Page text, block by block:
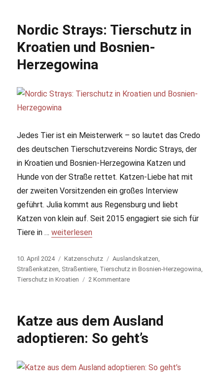
Ein
auf
Nordic Strays: Tierschutz in
Kroatien und Bosnien-
Herzegowina
Jedes Tier ist ein Meisterwerk – so lautet das Credo
des deutschen Tierschutzvereins Nordic Strays, der
in Kroatien und Bosnien-Herzegowina Katzen und
Hunde von der Straße rettet. Katzen-Liebe hat mit
der zweiten Vorsitzenden ein großes Interview
geführt. Julia kommt aus Regensburg und liebt
Katzen von klein auf. Seit 2015 engagiert sie sich für
Tiere in …„Nordic Strays: Tierschutz in Kroatien und
weiterlesen
Veröffentlicht
am
10. April 2024 Kategorien
Katzenschutz Schlagwörter
Auslandskatzen
Straßenkatzen Straßentiere Tierschutz in Bosnien-Herzegowina
Tierschutz in Kroatien
2 Kommentare
in
Kroatien
und
Katze aus dem Ausland
adoptieren: So geht’s